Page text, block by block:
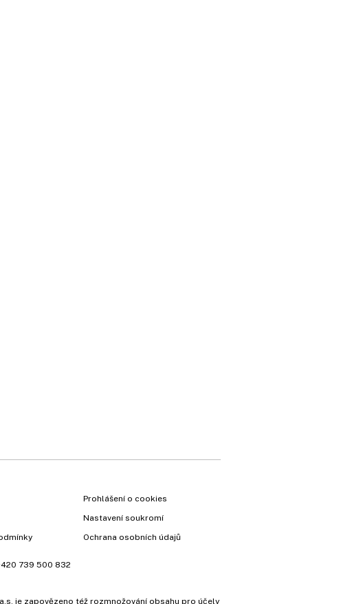
Prohlášení o cookies
Nastavení soukromí
Ochrana osobních údajů
739 500 832
je zapovězeno též rozmnožování obsahu pro účely